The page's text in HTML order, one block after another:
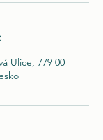
Ulice, 779 00